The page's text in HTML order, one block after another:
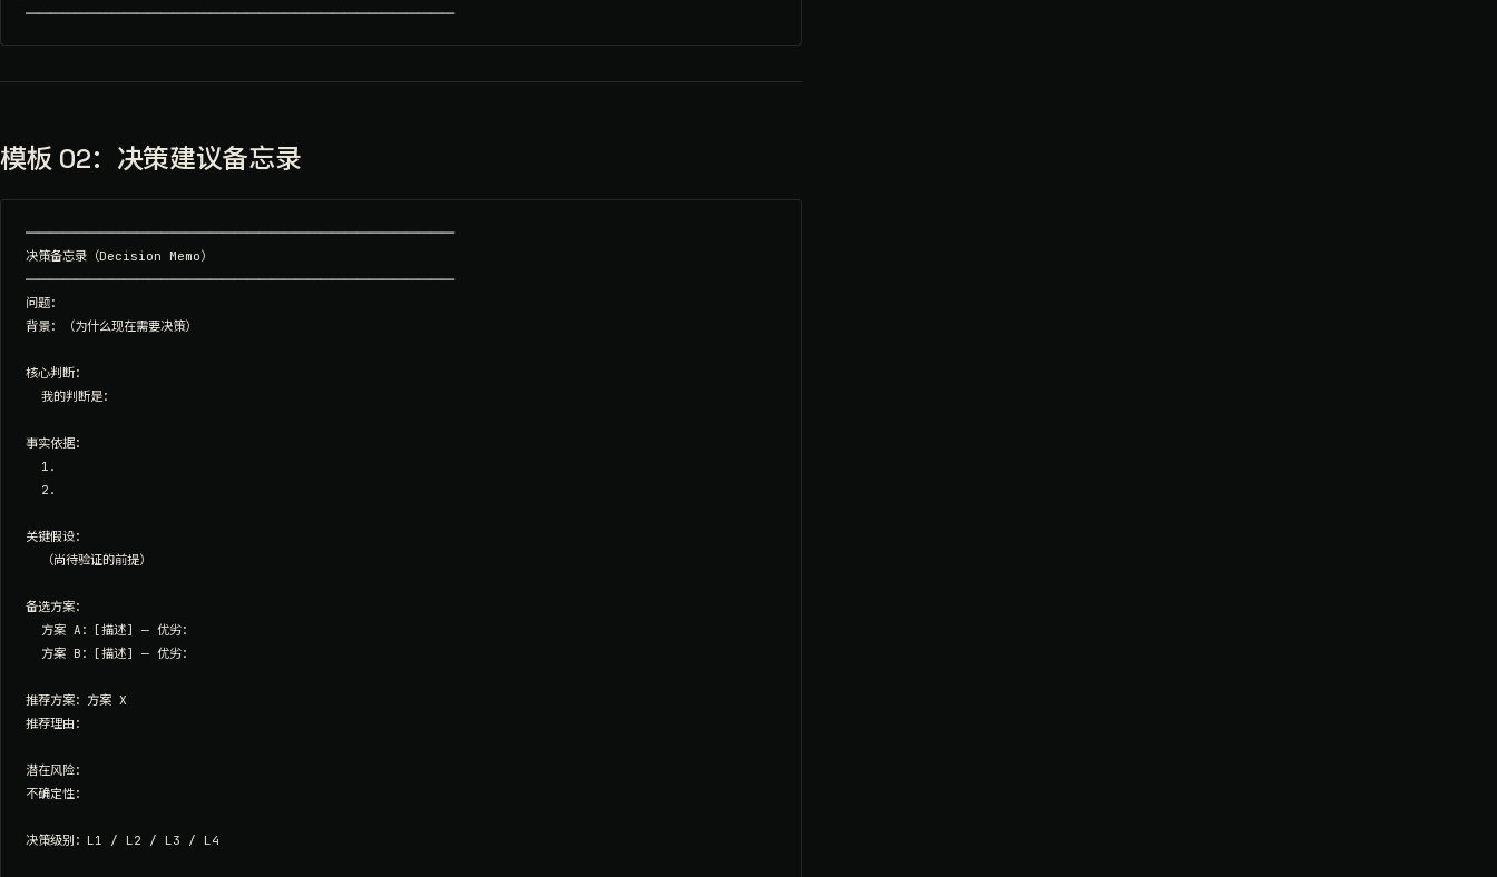
模板 02：决策建议备忘录
═══════════════════════════════════
决策备忘录（Decision Memo）
═══════════════════════════════════
问题：
背景：（为什么现在需要决策）
核心判断：
  我的判断是：
事实依据：
  1.
  2.
关键假设：
  （尚待验证的前提）
备选方案：
  方案 A：[描述] — 优劣：
  方案 B：[描述] — 优劣：
推荐方案：方案 X
推荐理由：
潜在风险：
不确定性：
决策级别：L1 / L2 / L3 / L4